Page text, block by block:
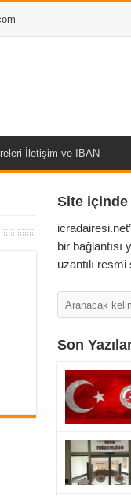
İletişim ve IBAN
Site içinde
bir bağlantısı
uzantılı resmi
Son